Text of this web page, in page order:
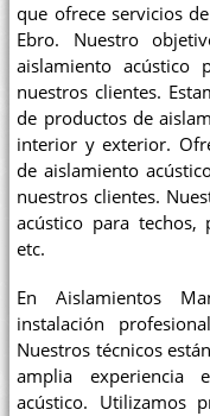
que ofrece servicios
Ebro. Nuestro
aislamiento acústico
nuestros clientes.
de productos de
interior y exterior.
de aislamiento
nuestros clientes.
acústico para techos,
etc.
En Aislamientos
instalación
Nuestros técnicos
amplia experiencia
acústico. Utilizamos